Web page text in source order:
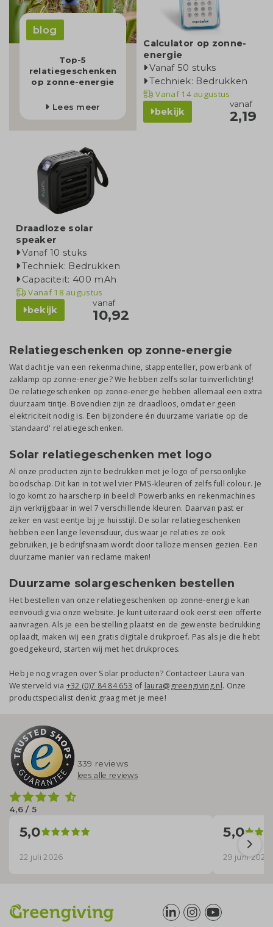
blog
Top-5
relatiegeschenken
op zonne-energie
Lees meer
Calculator op zonne-
energie
Vanaf 50 stuks
Techniek: Bedrukken
Vanaf14 augustus
bekijk
vanaf
2,19
Draadloze solar
speaker
Vanaf 10 stuks
Techniek: Bedrukken
Capaciteit: 400 mAh
Vanaf18 augustus
bekijk
vanaf
10,92
Relatiegeschenken op zonne-energie
Wat dacht je van een rekenmachine, stappenteller, powerbank of
zaklamp op zonne-energie? We hebben zelfs solar tuinverlichting!
De relatiegeschenken op zonne-energie hebben allemaal een extra
duurzaam tintje. Bovendien zijn ze draadloos, omdat er geen
elektriciteit nodig is. Een bijzondere én duurzame variatie op de
'standaard' relatiegeschenken.
Solar relatiegeschenken met logo
Al onze producten zijn te bedrukken met je logo of persoonlijke
boodschap. Dit kan in tot wel vier PMS-kleuren of zelfs full colour. Je
logo komt zo haarscherp in beeld! Powerbanks en rekenmachines
zijn verkrijgbaar in wel 7 verschillende kleuren. Daarvan past er
zeker en vast eentje bij je huisstijl. De solar relatiegeschenken
hebben een lange levensduur, dus waar je relaties ze ook
gebruiken, je bedrijfsnaam wordt door talloze mensen gezien. Een
duurzame manier van reclame maken!
Duurzame solargeschenken bestellen
Het bestellen van onze relatiegeschenken op zonne-energie kan
eenvoudig via onze website. Je kunt uiteraard ook eerst een offerte
aanvragen. Als je een bestelling plaatst en de gewenste bedrukking
oplaadt, maken wij een gratis digitale drukproef. Pas als je die hebt
goedgekeurd, starten wij met het drukproces.
Heb je nog vragen over Solar producten? Contacteer Laura van
Westerveld via +32 (0)7 84 84 653 of laura@greengiving.nl. Onze
productspecialist denkt graag met je mee!
4,6 / 5
339 reviews
lees alle reviews
5,0
22 juli 2026
5,0
29 juni 2026